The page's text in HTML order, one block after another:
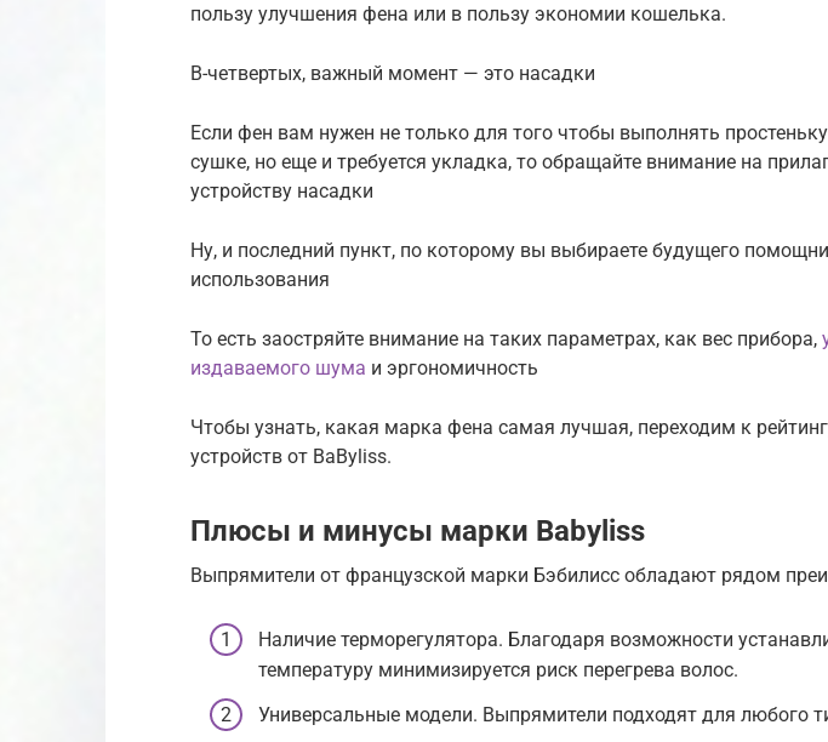
пользу улучшения фена или в пользу экономии кошелька.
В-четвертых, важный момент — это насадки
Если фен вам нужен не только для того чтобы выполнять
сушке, но еще и требуется укладка, то обращайте внимание на
устройству насадки
Ну, и последний пункт, по которому вы выбираете будущего
использования
То есть заостряйте внимание на таких параметрах, как вес прибора,
издаваемого шума и эргономичность
Чтобы узнать, какая марка фена самая лучшая, переходим к
устройств от BaByliss.
Плюсы и минусы марки Babyliss
Выпрямители от французской марки Бэбилисс обладают рядом
Наличие терморегулятора. Благодаря возможности
температуру минимизируется риск перегрева волос.
Универсальные модели. Выпрямители подходят для любого